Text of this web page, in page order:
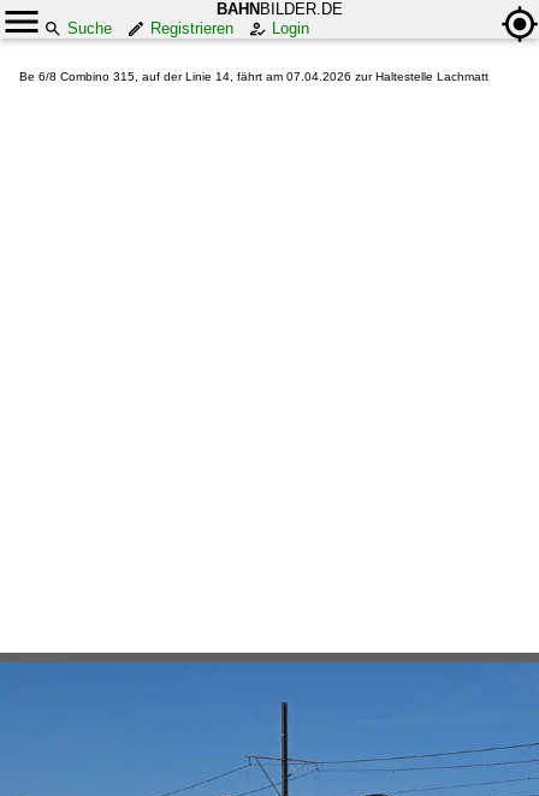
BAHN BILDER.DE
Suche
Registrieren Login
Be 6/8 Combino 315, auf der Linie 14, fährt am 07.04.2026 zur Haltestelle Lachmatt